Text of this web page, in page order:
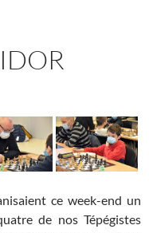
ce week-end un
de nos Tépégistes